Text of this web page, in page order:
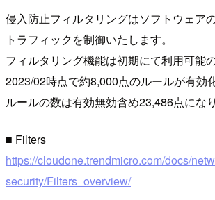
侵入防止フィルタリングはソフトウェア
トラフィックを制御いたします。
フィルタリング機能は初期にて利用可能
2023/02時点で約8,000点のルールが有効
ルールの数は有効無効含め23,486点になり
■ Filters
https://cloudone.trendmicro.com/docs/
security/Filters_overview/